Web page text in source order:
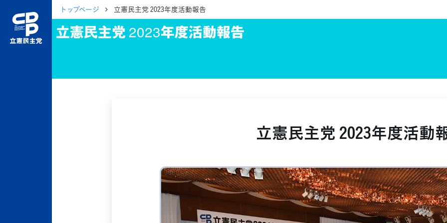
トップページ 立憲民主党 2023年度活動報告
立憲民主党 2023年度活動報告
立憲民主党 2023年度活動